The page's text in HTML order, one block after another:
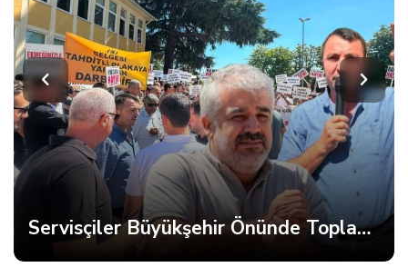
Anahtar Parti Kocaeli Teşkilatı Tam Kadro Toplandı